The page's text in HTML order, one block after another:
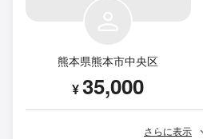
熊本県熊本市中央区
¥35,000
さらに表示